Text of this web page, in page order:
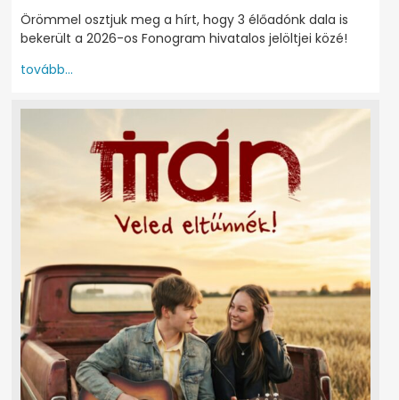
Örömmel osztjuk meg a hírt, hogy 3 élőadónk dala is
bekerült a 2026-os Fonogram hivatalos jelöltjei közé!
tovább...